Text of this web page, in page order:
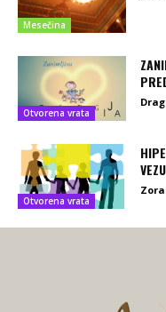
Mesečina
Otvorena vrata
Otvorena vrata